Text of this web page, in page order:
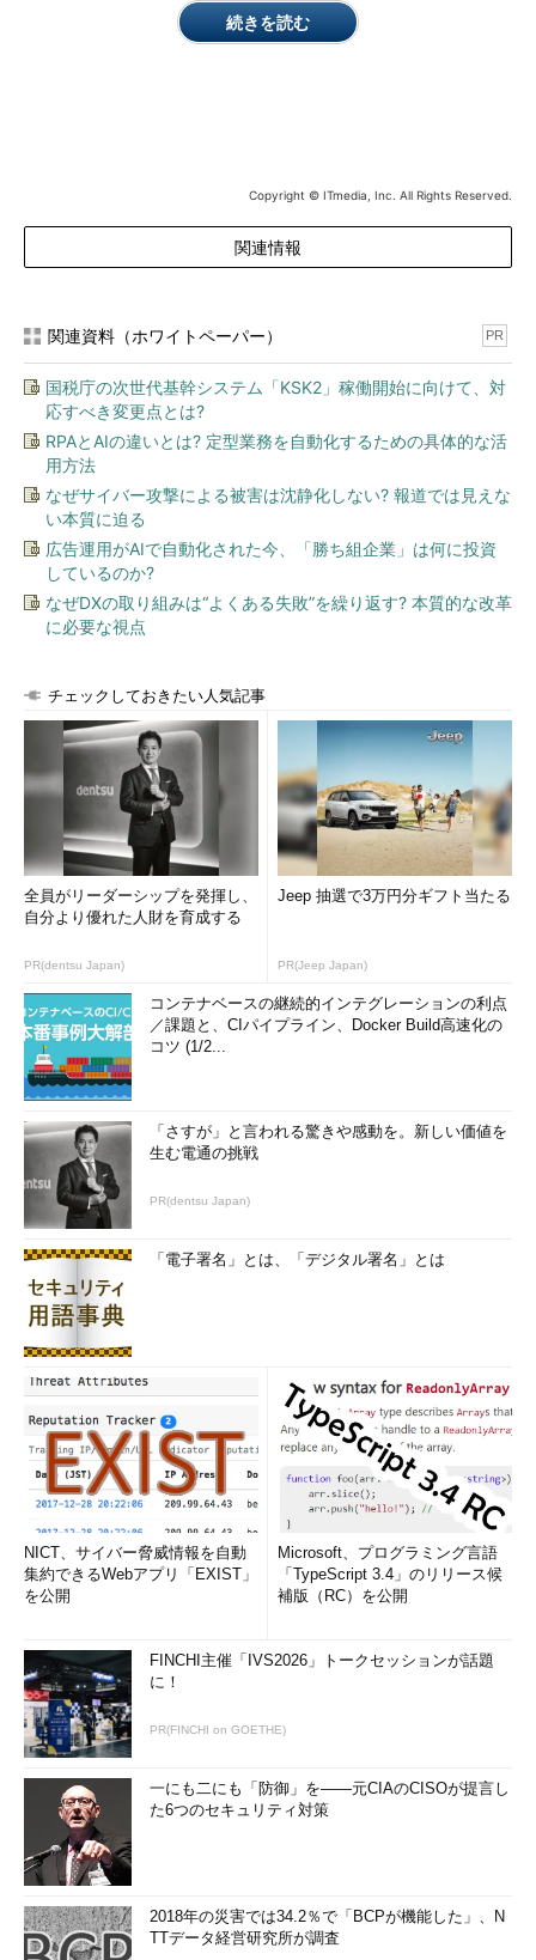
のAmazon S3 API互換のストレージ製品を使えば、オンプレミス
環境も対象に含めることができる。
メタデータを管理し、各データオブジェクトの保存場所も管理
できる。これに基づいて、2017年9月に予定される新バージョン
間でのデータ複製、データ移行などのワークフロー機能を追加す
ZenkoではS3 APIという単一のインタフェースで、複数のク
ラウドのストレージを管理できる
責任者であるポール・ターナー氏は次のように話す。
「世の中にはクラウドへのバックアップやティアリングを実現
するゲートウェイ製品が多数存在している。これらの多くは独自
のフォーマットを採用していて、その製品を使わないとデータに
アクセスできない。一方、パブリッククラウドでは多数のアプリ
ケーションサービスが提供されている。データが管理できても、
クラウドのアプリケーションサービスで活用できないのでは、ク
ラウドを使う価値が半減してしまう。データがクラウド上で直接
書き込まれたのと同様な、ネイティブなフォーマットで保存され
るべきだと考えた」
「また、パブリッククラウドでサービス停止が発生したこと
で、『やはりオンプレミスにもデータのコピーを置いておきた
い』『単一のクラウドサービスに囲い込まれたくない』というユ
ーザー組織が増えてきた。こうした声に応えるべきだと考えた」
Zenkoをオープンソースで提供開始するという判断には、
Scalityが2016年にオープンソースソフトウェアとして公開した
「Open Source Scality S3 Server」の成功が影響しているよう
だ。
Open Source Scality S3 Serverは、Amazon S3 APIのソフト
ウェア実装。S3に対応したDockerコンテナアプリケーションの
テストに利用できる。「2017年末までに数千のダウンロードがあ
れば成功だろうと考えていた。ところがふたを開けてみると、
（2017年7月中旬までに）64万のダウンロードがあった」（ター
ナー氏）
ターナー氏は、「（Open Source Scality S3 Serverと同様
に）興味を持ってもらえる技術だと考えて、オープンソースで提
供することにした。この技術のメリットやユースケースをもう少
し把握できたら、商用製品を提供したいと考えている。2017年末
までに、エンタープライズ版を出せればいいと考えている」と述
べている。
Zenkoには限界もある。当然のことだが、Zenkoを経由した書
き込みをしないと、インデックス／メタデータデータベースにデ
ータオブジェクトを登録できない。この点を指摘すると、ターナ
ー氏は「確かに現時点ではZenkoがデータパスに存在する必要が
きるツールを開発しようとしているからなのかもしれない。
Scality RINGはバージョン7が登場
然な成り行きともいえる。同社のフラッグシップ製品、というよ
り唯一の商用製品であるScality RINGは、Amazon S3 APIをイン
続きを読む
Copyright © ITmedia, Inc. All Rights Reserved.
関連情報
関連資料（ホワイトペーパー） PR
国税庁の次世代基幹システム「KSK2」稼働開始に向けて、対
応すべき変更点とは?
RPAとAIの違いとは? 定型業務を自動化するための具体的な活
用方法
なぜサイバー攻撃による被害は沈静化しない? 報道では見えな
い本質に迫る
広告運用がAIで自動化された今、「勝ち組企業」は何に投資
しているのか?
なぜDXの取り組みは“よくある失敗”を繰り返す? 本質的な改革
に必要な視点
チェックしておきたい人気記事
全員がリーダーシップを発揮し、
自分より優れた人財を育成する
PR(dentsu Japan)
Jeep 抽選で3万円分ギフト当たる
PR(Jeep Japan)
コンテナベースの継続的インテグレーションの利点
／課題と、CIパイプライン、Docker Build高速化の
コツ (1/2...
「さすが」と言われる驚きや感動を。新しい価値を
生む電通の挑戦
PR(dentsu Japan)
「電子署名」とは、「デジタル署名」とは
NICT、サイバー脅威情報を自動
集約できるWebアプリ「EXIST」
を公開
Microsoft、プログラミング言語
「TypeScript 3.4」のリリース候
補版（RC）を公開
FINCHI主催「IVS2026」トークセッションが話題
に！
PR(FINCHI on GOETHE)
一にも二にも「防御」を――元CIAのCISOが提言し
た6つのセキュリティ対策
2018年の災害では34.2％で「BCPが機能した」、N
TTデータ経営研究所が調査